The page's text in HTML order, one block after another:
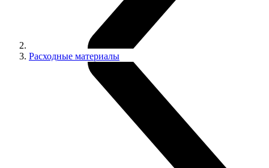
Расходные материалы